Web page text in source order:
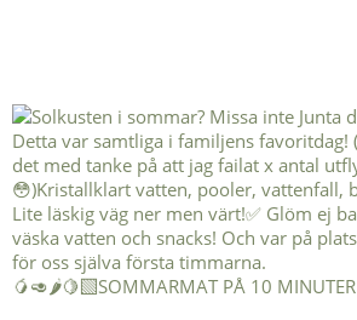
🥭🥑🌶️🍋‍🟩SOMMARMAT PÅ 10 MINUTER